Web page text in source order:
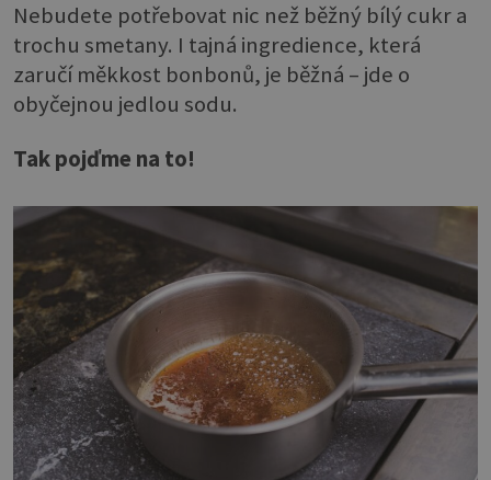
Nebudete potřebovat nic než běžný bílý cukr a
trochu smetany. I tajná ingredience, která
zaručí měkkost bonbonů, je běžná – jde o
obyčejnou jedlou sodu.
Tak pojďme na to!